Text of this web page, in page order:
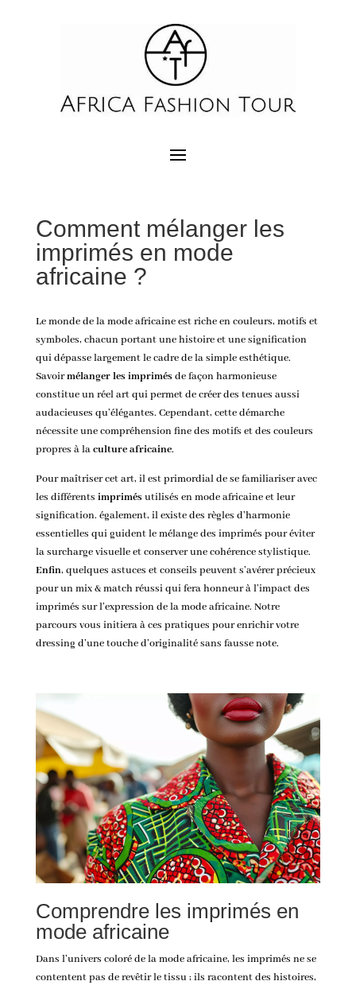
Comment mélanger les
imprimés en mode
africaine ?
Le monde de lamode africaineest riche en couleurs, motifs et
symboles, chacun portant une histoire et une signification
qui dépasse largement le cadre de la simple esthétique.
Savoirmélanger les imprimésde façon harmonieuse
constitue un réel art qui permet de créer des tenues aussi
audacieuses qu’élégantes. Cependant, cette démarche
nécessite une compréhension fine des motifs et des couleurs
propres à laculture africaine.
Pour maîtriser cet art, il est primordial de se familiariser avec
les différents imprimésutilisés en mode africaine et leur
signification. également, il existe des règles d’harmonie
essentielles qui guident le mélange des imprimés pour éviter
la surcharge visuelle et conserver une cohérence stylistique.
Enfin, quelques astuces et conseils peuvent s’avérer précieux
pour un mix & match réussi qui fera honneur à l’impact des
imprimés sur l’expression de la mode africaine. Notre
parcours vous initiera à ces pratiques pour enrichir votre
dressing d’une touche d’originalité sans fausse note.
Comprendre les imprimés en
mode africaine
Dans l’univers coloré de la mode africaine, les imprimés ne se
contentent pas de revêtir le tissu ; ils racontent des histoires,